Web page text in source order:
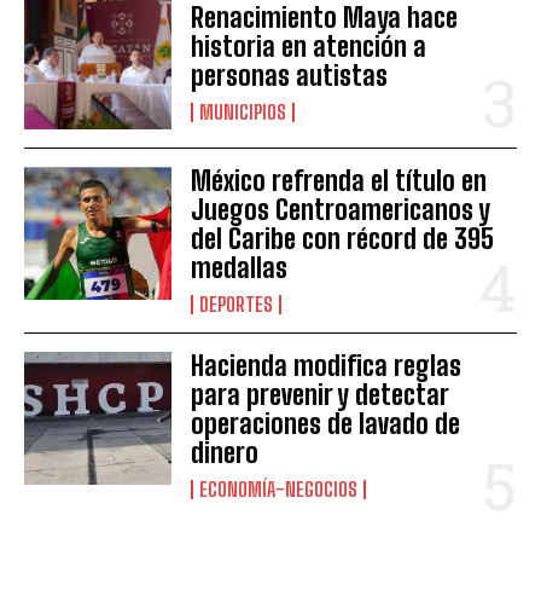
Renacimiento Maya hace
historia en atención a
personas autistas
MUNICIPIOS
México refrenda el título en
Juegos Centroamericanos y
del Caribe con récord de 395
medallas
DEPORTES
Hacienda modifica reglas
para prevenir y detectar
operaciones de lavado de
dinero
ECONOMÍA-NEGOCIOS